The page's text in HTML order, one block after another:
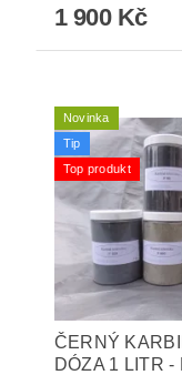
1 900 Kč
Novinka
Tip
Top produkt
ČERNÝ
DÓZA 1 LITR -